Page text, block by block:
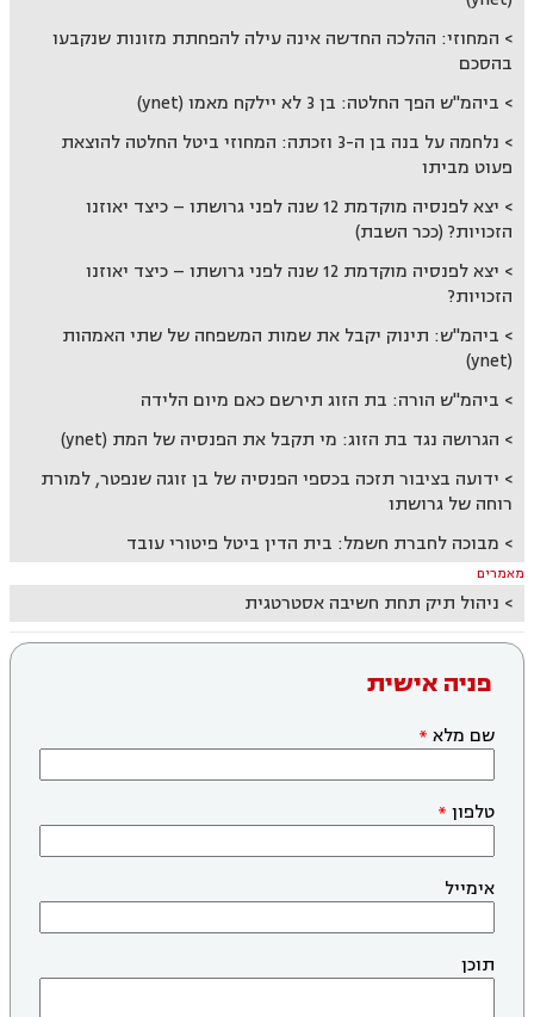
המחוזי: ההלכה החדשה אינה עילה להפחתת מזונות שנקבעו
בהסכם
ביהמ"ש הפך החלטה: בן 3 לא יילקח מאמו (ynet)
נלחמה על בנה בן ה-3 וזכתה: המחוזי ביטל החלטה להוצאת
פעוט מביתו
יצא לפנסיה מוקדמת 12 שנה לפני גרושתו – כיצד יאוזנו
הזכויות? (ככר השבת)
יצא לפנסיה מוקדמת 12 שנה לפני גרושתו – כיצד יאוזנו
הזכויות?
ביהמ"ש: תינוק יקבל את שמות המשפחה של שתי האמהות
(ynet)
ביהמ"ש הורה: בת הזוג תירשם כאם מיום הלידה
הגרושה נגד בת הזוג: מי תקבל את הפנסיה של המת (ynet)
ידועה בציבור תזכה בכספי הפנסיה של בן זוגה שנפטר, למורת
רוחה של גרושתו
מבוכה לחברת חשמל: בית הדין ביטל פיטורי עובד
מאמרים
ניהול תיק תחת חשיבה אסטרטגית
פניה אישית
שם מלא
טלפון
אימייל
תוכן